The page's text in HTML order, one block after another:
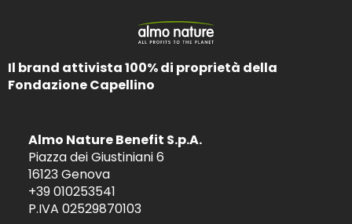
Il brand attivista 100% di proprietà della
Fondazione Capellino
Almo Nature Benefit S.p.A.
Piazza dei Giustiniani 6
16123 Genova
+39 010253541
P.IVA 02529870103